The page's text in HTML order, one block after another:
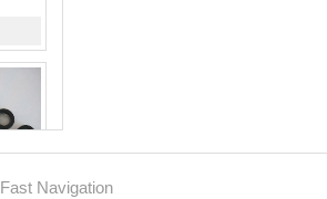
Fast Navigation